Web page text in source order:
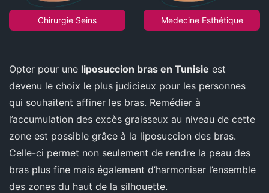
Chirurgie Seins Medecine Esthétique
Opter pour une liposuccion bras en Tunisie est
devenu le choix le plus judicieux pour les personnes
qui souhaitent affiner les bras. Remédier à
l’accumulation des excès graisseux au niveau de cette
zone est possible grâce à la liposuccion des bras.
Celle-ci permet non seulement de rendre la peau des
bras plus fine mais également d’harmoniser l’ensemble
des zones du haut de la silhouette.